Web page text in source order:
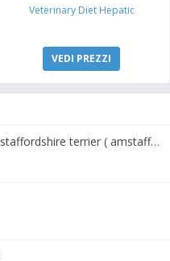
Veterinary Diet Hepatic
VEDI PREZZI
Gruppo American staffordshire terrier ( amstaff, amastaff )